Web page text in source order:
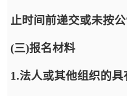
止时间前递交或未按
(三)报名材料
1.法人或其他组织的